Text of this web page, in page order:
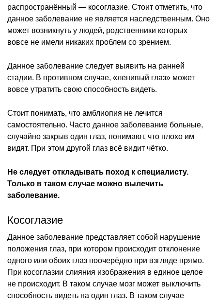
распространённый — косоглазие. Стоит отметить, что
данное заболевание не является наследственным. Оно
может возникнуть у людей, родственники которых
вовсе не имели никаких проблем со зрением.
Данное заболевание следует выявить на ранней
стадии. В противном случае, «ленивый глаз» может
вовсе утратить свою способность видеть.
Стоит понимать, что амблиопия не лечится
самостоятельно. Часто данное заболевание больные,
случайно закрыв один глаз, понимают, что плохо им
видят. При этом другой глаз всё видит чётко.
Не следует откладывать поход к специалисту.
Только в таком случае можно вылечить
заболевание.
Косоглазие
Данное заболевание представляет собой нарушение
положения глаз, при котором происходит отклонение
одного или обоих глаз поочерёдно при взгляде прямо.
При косоглазии слияния изображения в единое целое
не происходит. В таком случае мозг может выключить
способность видеть на один глаз. В таком случае